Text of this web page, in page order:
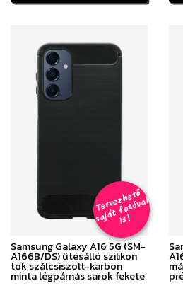
T
er
v
e
z
h
e
t
ő
s
aj
á
t
f
o
t
ó
v
al
i
s
!
Samsung Galaxy A16 5G (SM-
A166B/DS) ütésálló szilikon
tok szálcsiszolt-karbon
minta légpárnás sarok fekete